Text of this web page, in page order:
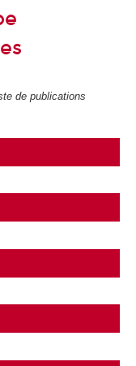
de publications